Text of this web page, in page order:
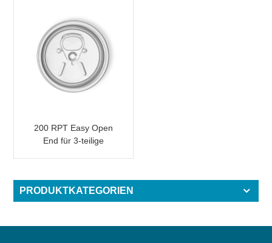
200 RPT Easy Open
End für 3-teilige
PRODUKTKATEGORIEN